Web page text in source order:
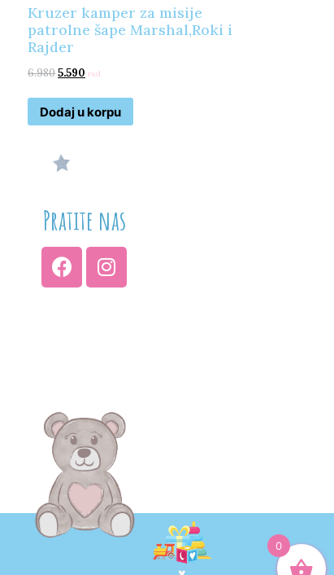
Kruzer kamper za misije
patrolne šape Marshal,Roki i
Rajder
6.9805.590 rsd
Dodaj u korpu
Pratite nas
0